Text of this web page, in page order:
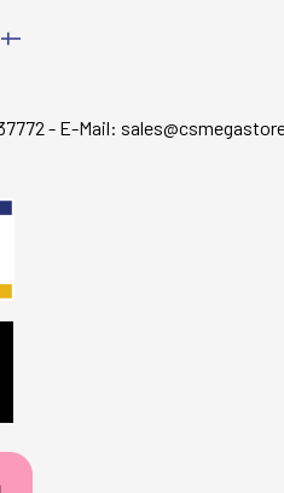
- E-Mail: